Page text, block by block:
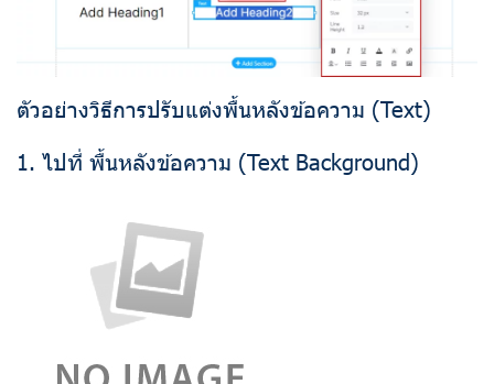
ตัวอย่างวิธีการปรับแต่งพื้นหลังข้อความ (Text)
1. ไปที่ พื้นหลังข้อความ (Text Background)